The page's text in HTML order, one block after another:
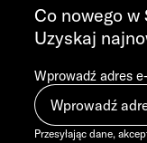
Co nowego w
Uzyskaj
Wprowadź adres
Przesyłając dane,